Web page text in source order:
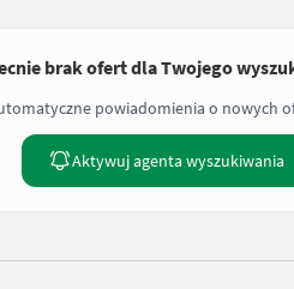
brak ofert dla Twojego
powiadomienia o nowych
Aktywuj agenta wyszukiwania